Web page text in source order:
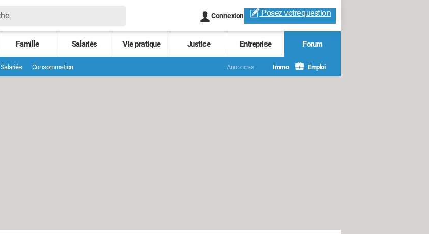
Connexion Posez votrequestion
Famille Salariés Vie pratique Justice Entreprise Forum
Salariés Consommation Annonces Immo Emploi